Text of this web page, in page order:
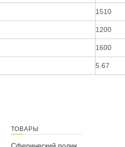
1510
1200
1600
5.67
ТОВАРЫ